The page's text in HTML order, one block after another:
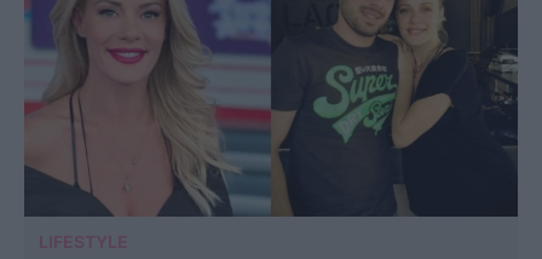
LIFESTYLE